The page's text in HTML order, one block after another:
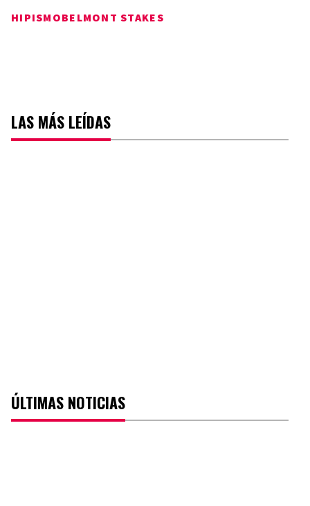
HIPISMOBELMONT STAKES
LAS MÁS LEÍDAS
ÚLTIMAS NOTICIAS